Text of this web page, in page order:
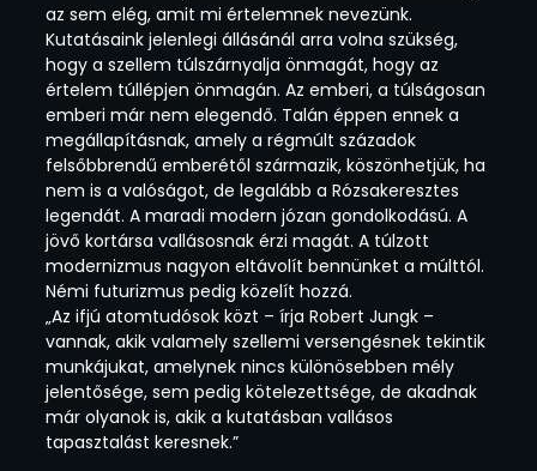
az sem elég, amit mi értelemnek nevezünk.
Kutatásaink jelenlegi állásánál arra volna szükség,
hogy a szellem túlszárnyalja önmagát, hogy az
értelem túllépjen önmagán. Az emberi, a túlságosan
emberi már nem elegendő. Talán éppen ennek a
megállapításnak, amely a régmúlt századok
felsőbbrendű emberétől származik, köszönhetjük, ha
nem is a valóságot, de legalább a Rózsakeresztes
legendát. A maradi modern józan gondolkodású. A
jövő kortársa vallásosnak érzi magát. A túlzott
modernizmus nagyon eltávolít bennünket a múlttól.
Némi futurizmus pedig közelít hozzá.
„Az ifjú atomtudósok közt – írja Robert Jungk –
vannak, akik valamely szellemi versengésnek tekintik
munkájukat, amelynek nincs különösebben mély
jelentősége, sem pedig kötelezettsége, de akadnak
már olyanok is, akik a kutatásban vallásos
tapasztalást keresnek.”